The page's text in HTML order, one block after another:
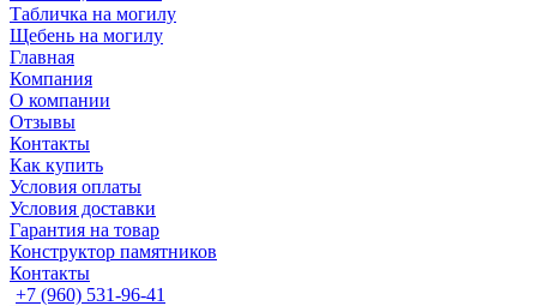
Табличка на могилу
Щебень на могилу
Главная
Компания
О компании
Отзывы
Контакты
Как купить
Условия оплаты
Условия доставки
Гарантия на товар
Конструктор памятников
Контакты
+7 (960) 531-96-41